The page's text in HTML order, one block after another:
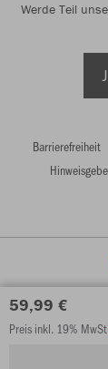
59,99 €
Preis inkl. 19%
Werde Teil
Barrierefreiheit